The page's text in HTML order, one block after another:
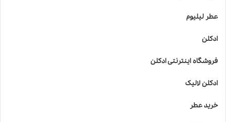
عطر لیلیوم
ادکلن
فروشگاه اینترنتی ادکلن
ادکلن لالیک
خرید عطر